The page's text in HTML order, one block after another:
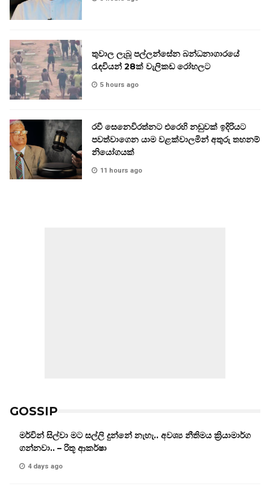
තුවාල ලැබූ පල්ලන්සේන බන්ධනාගාරයේ
රැඳවියන් 28ක් වැලිකඩ රෝහලට
5 hours ago
රවී සෙනෙවිරත්නට එරෙහි නඩුවක් ඉදිරියට
පවත්වාගෙන යාම වළක්වාලමින් අතුරු තහනම්
නියෝගයක්
11 hours ago
GOSSIP
මර්වින් සිල්වා මට සල්ලි දුන්නේ නැහැ.. අවශ්‍ය නීතිමය ක්‍රියාමාර්ග
ගන්නවා.. – රිතූ ආකර්ෂා
4 days ago